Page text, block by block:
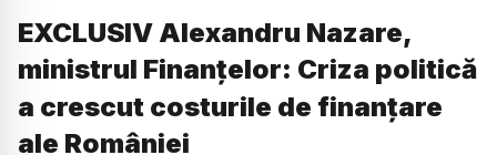
EXCLUSIV Alexandru Nazare,
ministrul Finanțelor: Criza politică
a crescut costurile de finanțare
ale României